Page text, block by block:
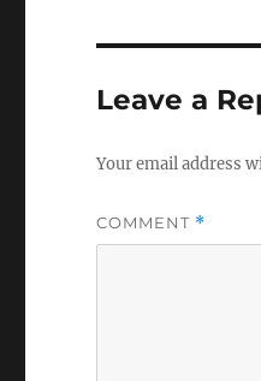
Leave a
Your email address
COMMENT *